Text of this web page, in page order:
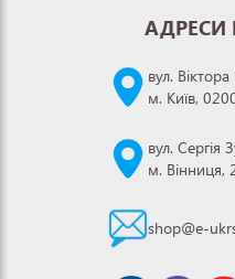
АДРЕСИ
вул.
м. Київ,
вул. Сергія
м. Вінниця,
shop@e-